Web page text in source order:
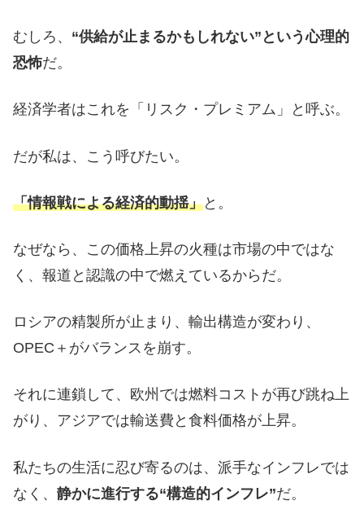
むしろ、 “供給が止まるかもしれない”という心理的
恐怖だ。
経済学者はこれを「リスク・プレミアム」と呼ぶ。
だが私は、こう呼びたい。
「情報戦による経済的動揺」と。
なぜなら、この価格上昇の火種は市場の中ではな
く、報道と認識の中で燃えているからだ。
ロシアの精製所が止まり、輸出構造が変わり、
OPEC＋がバランスを崩す。
それに連鎖して、欧州では燃料コストが再び跳ね上
がり、アジアでは輸送費と食料価格が上昇。
私たちの生活に忍び寄るのは、派手なインフレでは
なく、 静かに進行する“構造的インフレ”だ。